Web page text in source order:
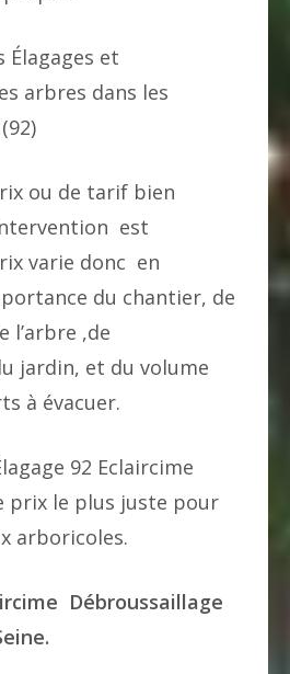
Élagages et
arbres dans les
ou de tarif bien
est
varie donc en
du chantier, de
l’arbre ,de
jardin, et du volume
à évacuer.
92 Eclaircime
prix le plus juste pour
arboricoles.
Débroussaillage